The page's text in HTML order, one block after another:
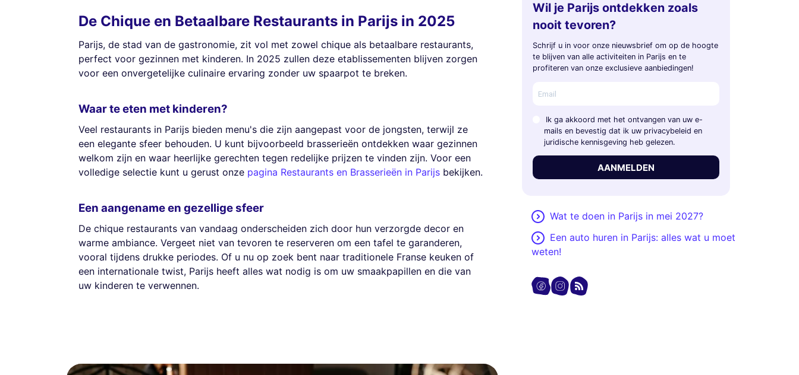
De Chique en Betaalbare Restaurants in Parijs in 2025
Parijs, de stad van de gastronomie, zit vol met zowel chique als betaalbare restaurants,
perfect voor gezinnen met kinderen. In 2025 zullen deze etablissementen blijven zorgen
voor een onvergetelijke culinaire ervaring zonder uw spaarpot te breken.
Waar te eten met kinderen?
Veel restaurants in Parijs bieden menu's die zijn aangepast voor de jongsten, terwijl ze
een elegante sfeer behouden. U kunt bijvoorbeeld brasserieën ontdekken waar gezinnen
welkom zijn en waar heerlijke gerechten tegen redelijke prijzen te vinden zijn. Voor een
volledige selectie kunt u gerust onze pagina Restaurants en Brasserieën in Parijs bekijken.
Een aangename en gezellige sfeer
De chique restaurants van vandaag onderscheiden zich door hun verzorgde decor en
warme ambiance. Vergeet niet van tevoren te reserveren om een tafel te garanderen,
vooral tijdens drukke periodes. Of u nu op zoek bent naar traditionele Franse keuken of
een internationale twist, Parijs heeft alles wat nodig is om uw smaakpapillen en die van
uw kinderen te verwennen.
Wil je Parijs ontdekken zoals
nooit tevoren?
Schrijf u in voor onze nieuwsbrief om op de hoogte
te blijven van alle activiteiten in Parijs en te
profiteren van onze exclusieve aanbiedingen!
Ik ga akkoord met het ontvangen van uw e-
mails en bevestig dat ik uw privacybeleid en
juridische kennisgeving heb gelezen.
AANMELDEN
Wat te doen in Parijs in mei 2027?
Een auto huren in Parijs: alles wat u moet
weten!